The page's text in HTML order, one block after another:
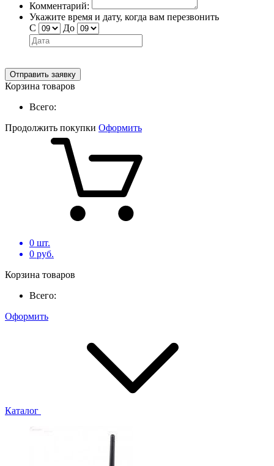
Комментарий:
Укажите время и дату, когда вам перезвонить
С
До
Отправить заявку
Корзина товаров
Всего:
Продолжить покупки Оформить
0 шт.
0 руб.
Корзина товаров
Всего:
Оформить
Каталог